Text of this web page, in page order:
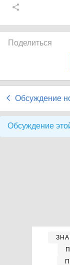
Поделиться
Обсуждение
Обсуждение